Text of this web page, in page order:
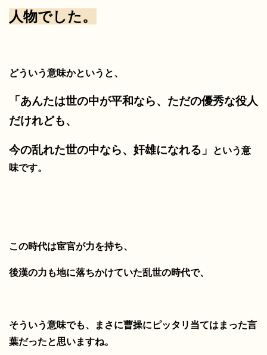
人物でした。
どういう意味かというと、
「あんたは世の中が平和なら、ただの優秀な役人
だけれども、
今の乱れた世の中なら、 奸雄になれる」
という意
味です。
この時代は宦官が力を持ち、
後漢の力も地に落ちかけていた乱世の時代で、
そういう意味でも、まさに曹操にピッタリ当てはまった言
葉だったと思いますね。